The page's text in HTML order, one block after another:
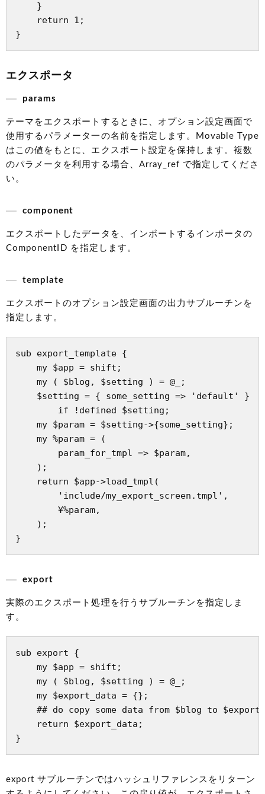
    }
    return 1;
エクスポータ
params
テーマをエクスポートするときに、オプション設定画面で
使用するパラメータ一の名前を指定します。Movable Type
はこの値をもとに、エクスポート設定を保持します。複数
のパラメータを利用する場合、Array_ref で指定してくださ
い。
component
エクスポートしたデータを、インポートするインポータの
ComponentID を指定します。
template
エクスポートのオプション設定画面の出力サブルーチンを
指定します。
sub export_template {
    my $app = shift;
    my ( $blog, $setting ) = @_;
    $setting = { some_setting => 'default' }
        if !defined $setting;
    my $param = $setting->{some_setting};
    my %param = (
        param_for_tmpl => $param,
    );
    return $app->load_tmpl(
        'include/my_export_screen.tmpl',
        ¥%param,
    );
export
実際のエクスポート処理を行うサブルーチンを指定しま
す。
sub export {
    my $app = shift;
    my ( $blog, $setting ) = @_;
    my $export_data = {};
## do copy some data from $blog to
    return $export_data;
export サブルーチンではハッシュリファレンスをリターン